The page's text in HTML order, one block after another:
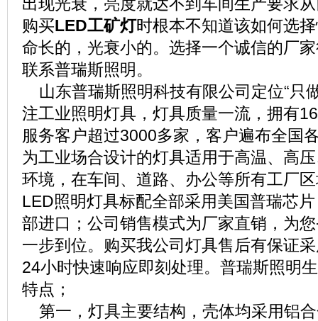
购买LED工矿灯时根本不知道该如何选
命长的，光衰小的。选择一个诚信的厂
联系普瑞斯照明。
山东普瑞斯照明科技有限公司定位“只
注工业照明灯具，灯具质量一流，拥有
服务客户超过3000多家，客户遍布全国
为工业场合设计的灯具适用于高温、高
环境，在车间、道路、办公等所有工厂
LED照明灯具标配全部采用美国普瑞芯
部进口；公司销售模式为厂家直销，为
一步到位。购买我公司灯具售后有保证
24小时快速响应即刻处理。普瑞斯照明
特点；
第一，灯具主要结构，壳体均采用铝